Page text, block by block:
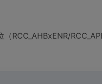
RCC_AHBxENR/